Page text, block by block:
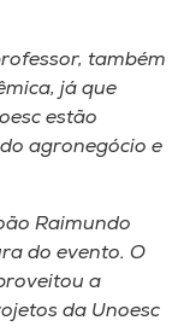
também
já que
estão
agronegócio e
Raimundo
do evento. O
a
da Unoesc